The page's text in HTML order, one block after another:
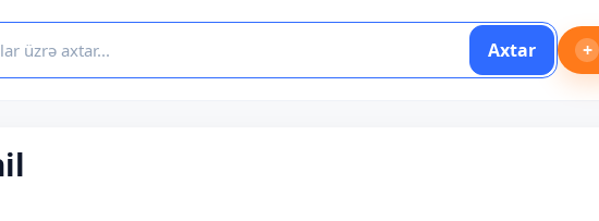
Axtar +